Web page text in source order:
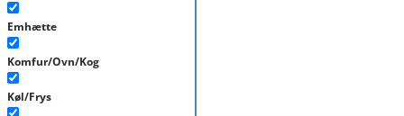
Emhætte
Komfur/Ovn/Kog
Køl/Frys